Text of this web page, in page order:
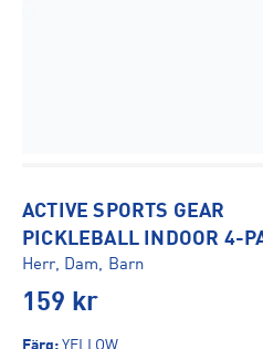
ACTIVE SPORTS GEAR
PICKLEBALL INDOOR 4-
Herr, Dam, Barn
159 kr
Färg: YELLOW